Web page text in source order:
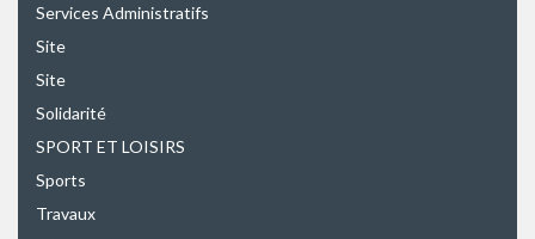
Services Administratifs
Site
Site
Solidarité
SPORT ET LOISIRS
Sports
Travaux